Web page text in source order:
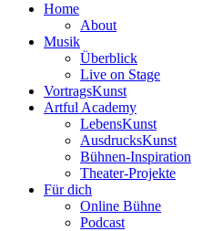
Home
About
Musik
Überblick
Live on Stage
VortragsKunst
Artful Academy
LebensKunst
AusdrucksKunst
Bühnen-Inspiration
Theater-Projekte
Für dich
Online Bühne
Podcast